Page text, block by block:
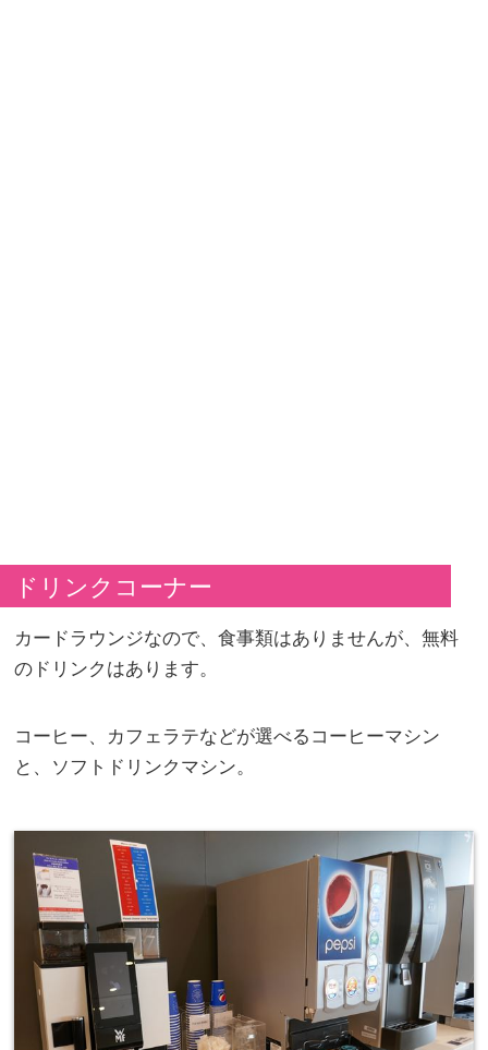
ドリンクコーナー
カードラウンジなので、食事類はありませんが、無料
のドリンクはあります。
コーヒー、カフェラテなどが選べるコーヒーマシン
と、ソフトドリンクマシン。